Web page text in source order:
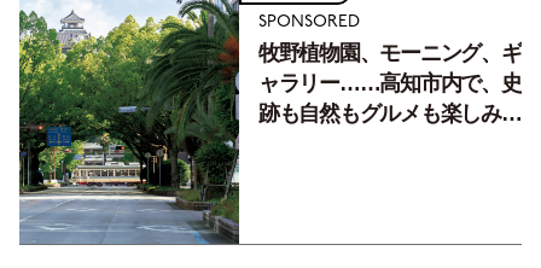
SPONSORED
牧野植物園、モーニング、ギ
ャラリー……高知市内で、史
跡も自然もグルメも楽しみ尽